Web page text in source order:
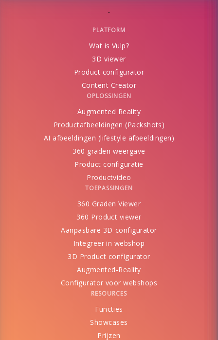
PLATFORM
Wat is Vulp?
3D viewer
Product configurator
Content Creator
OPLOSSINGEN
Augmented Reality
Productafbeeldingen (Packshots)
AI afbeeldingen (lifestyle afbeeldingen)
360 graden weergave
Product configuratie
Productvideo
TOEPASSINGEN
360 Graden Viewer
360 Product viewer
Aanpasbare 3D-configurator
Integreer in webshop
3D Product configurator
Augmented-Reality
Configurator voor webshops
RESOURCES
Functies
Showcases
Prijzen